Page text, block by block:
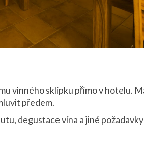
vinného sklípku přímo v hotelu.
předem.
degustace vína a jiné